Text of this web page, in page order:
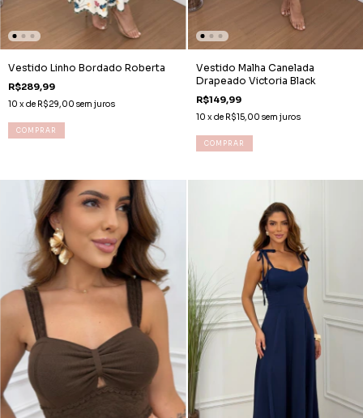
Vestido Linho Bordado Roberta
R$289,99
10 x de R$29,00 sem juros
COMPRAR
Vestido Malha Canelada
Drapeado Victoria Black
R$149,99
10 x de R$15,00 sem juros
COMPRAR